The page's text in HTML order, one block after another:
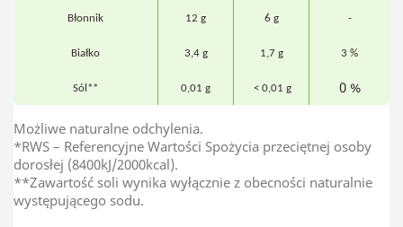
Błonnik 12 g 6 g -
Białko 3,4 g 1,7 g 3 %
Sól** 0,01 g < 0,01 g 0 %
Możliwe naturalne odchylenia.
*RWS – Referencyjne Wartości Spożycia przeciętnej osoby
dorosłej (8400kJ/2000kcal).
**Zawartość soli wynika wyłącznie z obecności naturalnie
występującego sodu.